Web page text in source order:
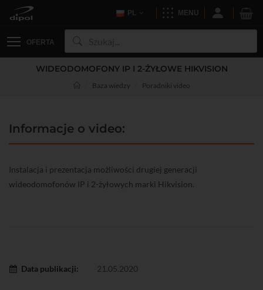
PL MENU
OFERTA
WIDEODOMOFONY IP I 2-ŻYŁOWE HIKVISION
Baza wiedzy Poradniki video
Informacje o video:
Instalacja i prezentacja możliwości drugiej generacji
wideodomofonów IP i 2-żyłowych marki Hikvision.
Data publikacji: 21.05.2020